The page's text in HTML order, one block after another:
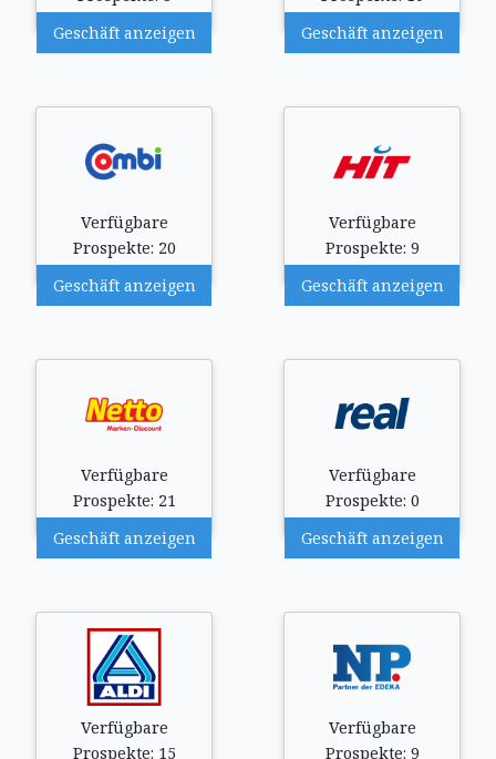
Geschäft anzeigen
Geschäft anzeigen
Verfügbare
Prospekte: 20
Geschäft anzeigen
Verfügbare
Prospekte: 9
Geschäft anzeigen
Verfügbare
Prospekte: 21
Geschäft anzeigen
Verfügbare
Prospekte: 0
Geschäft anzeigen
Verfügbare
Prospekte: 15
Verfügbare
Prospekte: 9